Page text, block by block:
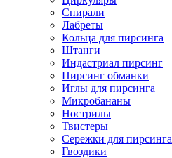
Спирали
Лабреты
Кольца для пирсинга
Штанги
Индастриал пирсинг
Пирсинг обманки
Иглы для пирсинга
Микробананы
Нострилы
Твистеры
Сережки для пирсинга
Гвоздики